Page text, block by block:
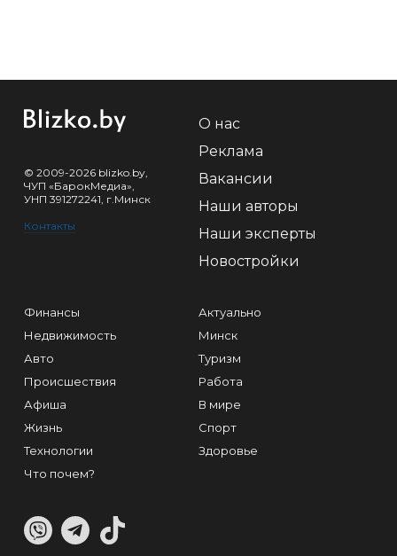
© 2009-2026 blizko.by,
ЧУП «БарокМедиа»,
УНП 391272241, г.Минск
Контакты
О нас
Реклама
Вакансии
Наши авторы
Наши эксперты
Новостройки
Финансы
Недвижимость
Авто
Происшествия
Афиша
Жизнь
Технологии
Что почем?
Актуально
Минск
Туризм
Работа
В мире
Спорт
Здоровье